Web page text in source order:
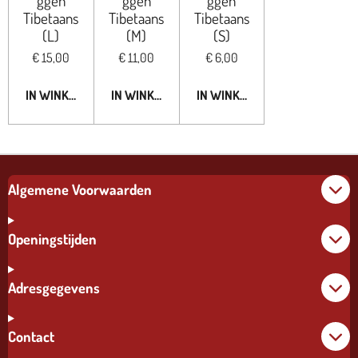
Tibetaans
(L)
€ 15,00
IN WINKELWAGEN
Tibetaans
(M)
€ 11,00
IN WINKELWAGEN
Tibetaans
(S)
€ 6,00
IN WINKELWAGEN
Algemene Voorwaarden
Openingstijden
Adresgegevens
Contact